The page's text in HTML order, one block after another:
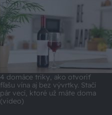
4 domáce triky, ako otvoriť
fľašu vína aj bez vývrtky. Stačí
pár vecí, ktoré už máte doma
(video)